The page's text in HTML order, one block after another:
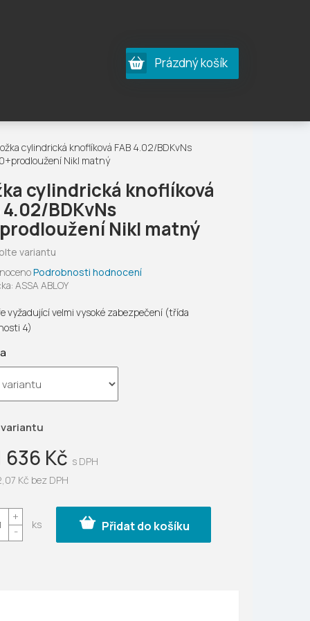
Nákupní
košík
Prázdný košík
cylindrická knoflíková
4.02/BDKvNs
Nikl matný
variantu
Podrobnosti hodnocení
ASSA ABLOY
636 Kč
Kč bez DPH
Přidat do košíku
vyžadující velmi vysoké zabezpečení (třída
4)
cylindrická knoflíková FAB 4.02/BDKvNs
Nikl matný